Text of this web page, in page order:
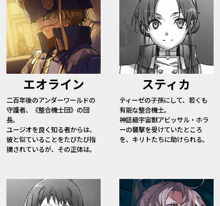
エオライン
二百年後のアンダーワールドの
守護者、《整合機士団》の団
長。
ユージオを良く知る者からは、
彼と似ていることをたびたび指
摘されているが、その正体は――。
スティカ
ティーゼの子孫にして、若くも
有能な整合機士。
神話級宇宙獣アビッサル・ホラ
ーの襲撃を受けていたところ
を、キリトたちに助けられる。